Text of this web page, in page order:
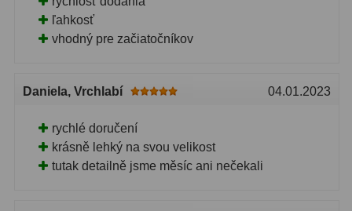
ľahkosť
vhodný pre začiatočníkov
Daniela, Vrchlabí 04.01.2023
rychlé doručení
krásně lehký na svou velikost
tutak detailně jsme měsíc ani nečekali